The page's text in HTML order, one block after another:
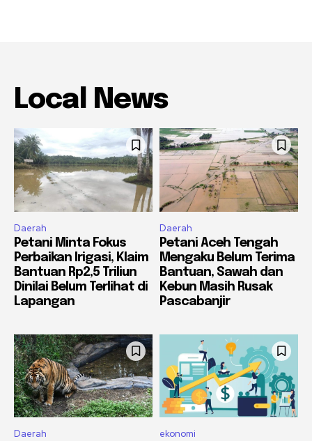
Local News
Daerah
Petani Minta Fokus
Perbaikan Irigasi, Klaim
Bantuan Rp2,5 Triliun
Dinilai Belum Terlihat di
Lapangan
Daerah
Petani Aceh Tengah
Mengaku Belum Terima
Bantuan, Sawah dan
Kebun Masih Rusak
Pascabanjir
Daerah ekonomi